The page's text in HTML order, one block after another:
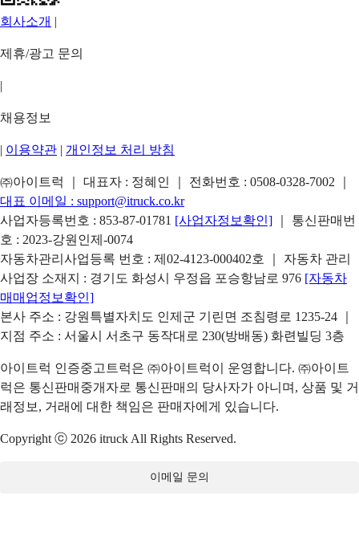
회사소개 |
제휴/광고 문의
|
채용정보
| 이용약관 | 개인정보 처리 방침
㈜아이트럭 ｜ 대표자 : 정혜인 ｜ 전화번호 : 0508-0328-7002
대표 이메일 : support@itruck.co.kr
사업자등록번호 : 853-87-01781 [사업자정보확인]
｜ 통신판매번
호 : 2023-강원인제-0074
자동차관리사업등록 번호 : 제02-4123-000402호 ｜ 자동차 관리
사업장 소재지 : 경기도 화성시 우정읍 포승항남로 976 [자동차
매매업정보확인]
본사 주소 : 강원특별자치도 인제군 기린면 조침령로 1235-24 ｜
지점 주소 : 서울시 서초구 동작대로 230(방배동) 화련빌딩 3층
아이트럭 인증중고트럭은 ㈜아이트럭이 운영합니다. ㈜아이트
럭은 통신판매중개자로 통신판매의 당사자가 아니며, 상품 및 거
래정보, 거래에 대한 책임은 판매자에게 있습니다.
Copyright ⓒ 2026 itruck All Rights Reserved.
이메일 문의